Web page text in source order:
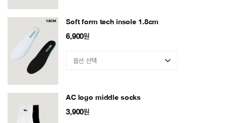
Soft form tech insole 1.8cm
6,900원
AC logo middle socks
3,900원